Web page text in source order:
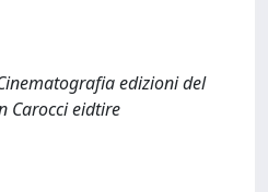
edizioni del
Carocci eidtire